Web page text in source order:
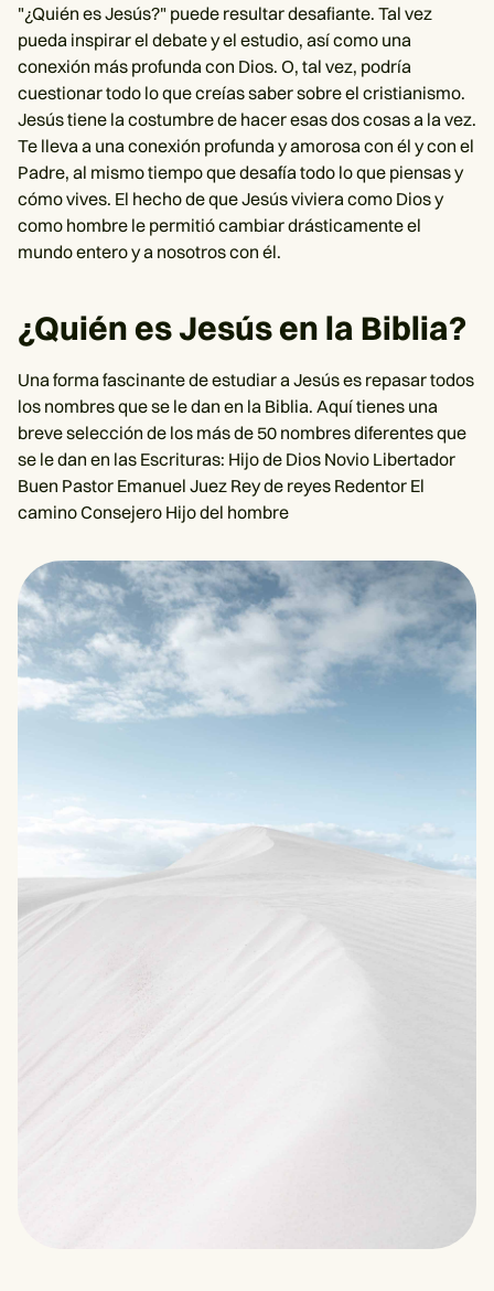
"¿Quién es Jesús?" puede resultar desafiante. Tal vez
pueda inspirar el debate y el estudio, así como una
conexión más profunda con Dios. O, tal vez, podría
cuestionar todo lo que creías saber sobre el cristianismo.
Jesús tiene la costumbre de hacer esas dos cosas a la vez.
Te lleva a una conexión profunda y amorosa con él y con el
Padre, al mismo tiempo que desafía todo lo que piensas y
cómo vives. El hecho de que Jesús viviera como Dios y
como hombre le permitió cambiar drásticamente el
mundo entero y a nosotros con él.
¿Quién es Jesús en la Biblia?
Una forma fascinante de estudiar a Jesús es repasar todos
los nombres que se le dan en la Biblia. Aquí tienes una
breve selección de los más de 50 nombres diferentes que
se le dan en las Escrituras: Hijo de Dios Novio Libertador
Buen Pastor Emanuel Juez Rey de reyes Redentor El
camino Consejero Hijo del hombre